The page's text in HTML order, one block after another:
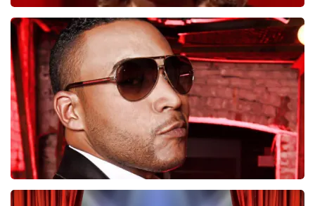
Esther van der Voort
546laatste 30 minuten
BESTEL NU
Don Omar